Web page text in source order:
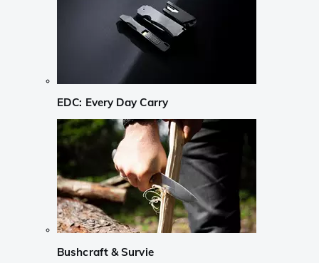
EDC: Every Day Carry
Bushcraft & Survie